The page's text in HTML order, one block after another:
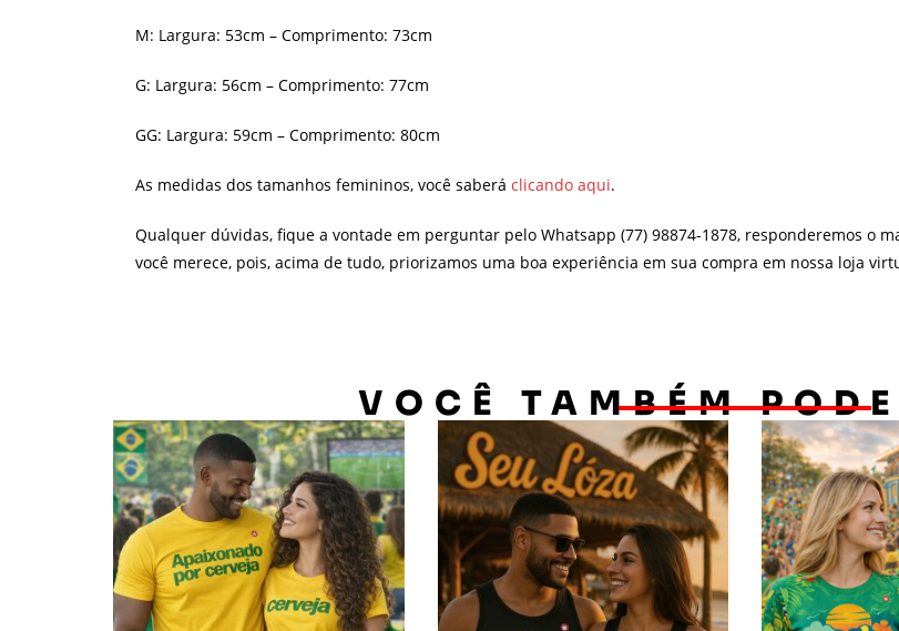
M: Largura: 53cm – Comprimento: 73cm
G: Largura: 56cm – Comprimento: 77cm
GG: Largura: 59cm – Comprimento: 80cm
As medidas dos tamanhos femininos, você saberá clicando aqui.
Qualquer dúvidas, fique a vontade em perguntar pelo Whatsapp (77) 98874-1878, responderemos o
você merece, pois, acima de tudo, priorizamos uma boa experiência em sua compra em nossa loja
VOCÊ TAMBÉM